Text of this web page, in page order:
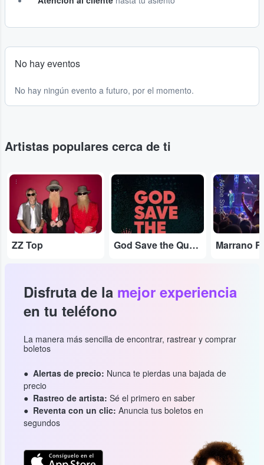
No hay eventos
No hay ningún evento a futuro, por el momento.
Artistas populares cerca de ti
...
ZZ Top
...
God Save the Queen
Adobe Stock
Marrano
Disfruta de la mejor experiencia
en tu teléfono
La manera más sencilla de encontrar, rastrear y comprar
boletos
Alertas de precio: Nunca te pierdas una bajada de
precio
Rastreo de artista: Sé el primero en saber
Reventa con un clic: Anuncia tus boletos en
segundos